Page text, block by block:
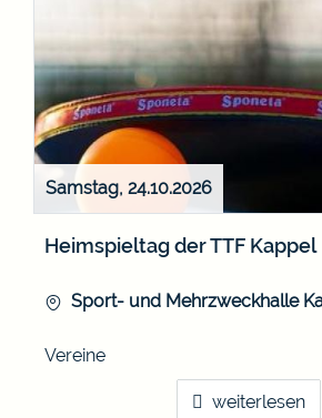
Samstag, 24.10.2026
Heimspieltag der TTF Kappel
Sport- und Mehrzweckhalle
Vereine
weiterlesen